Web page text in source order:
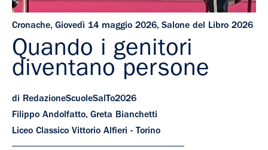
Cronache, Giovedì 14 maggio 2026, Salone del Libro 2026
Quando i genitori
diventano persone
di RedazioneScuoleSalTo2026
Filippo Andolfatto, Greta Bianchetti
Liceo Classico Vittorio Alfieri - Torino